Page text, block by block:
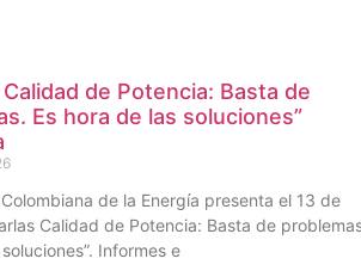
Calidad de Potencia: Basta de
Es hora de las soluciones”
de la Energía presenta el 13 de
Calidad de Potencia: Basta de
Informes e